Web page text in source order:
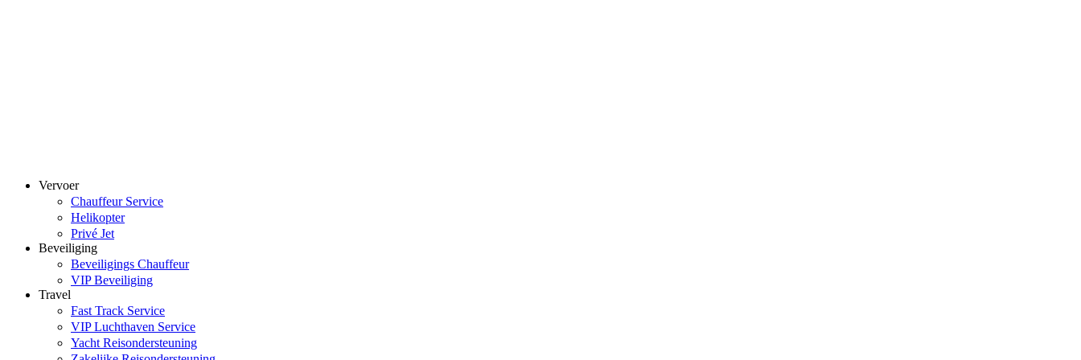
Vervoer
Chauffeur Service
Helikopter
Privé Jet
Beveiliging
Beveiligings Chauffeur
VIP Beveiliging
Travel
Fast Track Service
VIP Luchthaven Service
Yacht Reisondersteuning